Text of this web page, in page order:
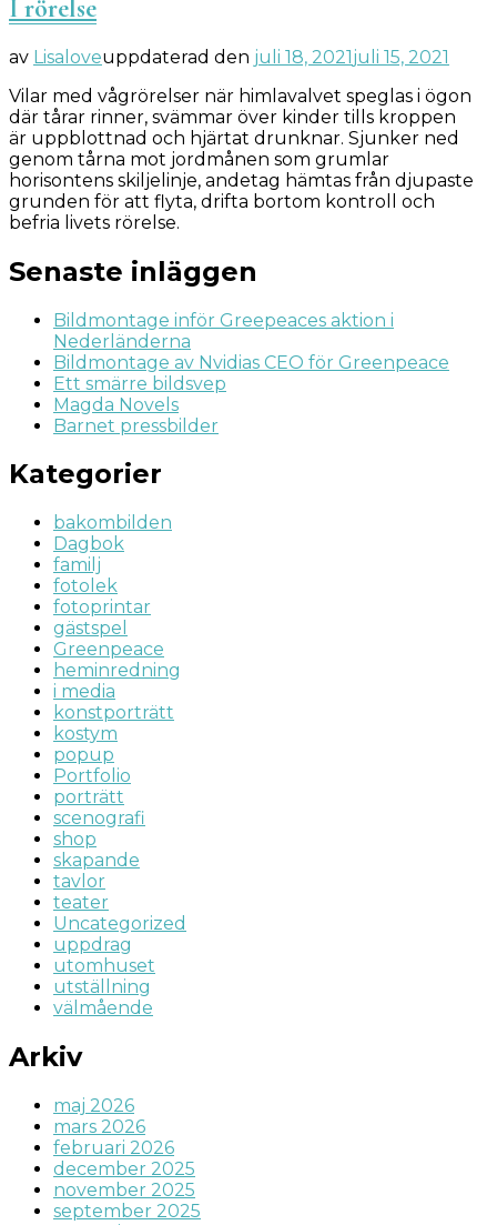
I rörelse
av Lisaloveuppdaterad den juli 18, 2021juli 15, 2021
Vilar med vågrörelser när himlavalvet speglas i ögon
där tårar rinner, svämmar över kinder tills kroppen
är uppblottnad och hjärtat drunknar. Sjunker ned
genom tårna mot jordmånen som grumlar
horisontens skiljelinje, andetag hämtas från djupaste
grunden för att flyta, drifta bortom kontroll och
befria livets rörelse.
Senaste inläggen
Bildmontage inför Greepeaces aktion i
Nederländerna
Bildmontage av Nvidias CEO för Greenpeace
Ett smärre bildsvep
Magda Novels
Barnet pressbilder
Kategorier
bakombilden
Dagbok
familj
fotolek
fotoprintar
gästspel
Greenpeace
heminredning
i media
konstporträtt
kostym
popup
Portfolio
porträtt
scenografi
shop
skapande
tavlor
teater
Uncategorized
uppdrag
utomhuset
utställning
välmående
Arkiv
maj 2026
mars 2026
februari 2026
december 2025
november 2025
september 2025